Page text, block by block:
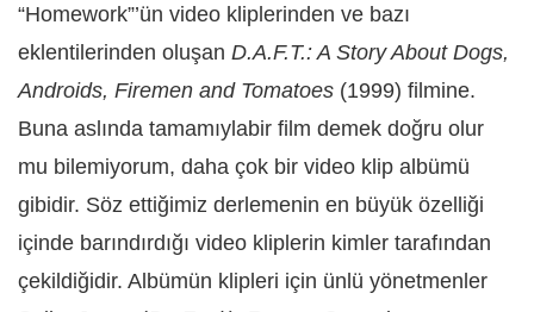
“Homework”’ün video kliplerinden ve bazı
eklentilerinden oluşan D.A.F.T.: A Story About Dogs,
Androids, Firemen and Tomatoes (1999) filmine.
Buna aslında tamamıylabir film demek doğru olur
mu bilemiyorum, daha çok bir video klip albümü
gibidir. Söz ettiğimiz derlemenin en büyük özelliği
içinde barındırdığı video kliplerin kimler tarafından
çekildiğidir. Albümün klipleri için ünlü yönetmenler